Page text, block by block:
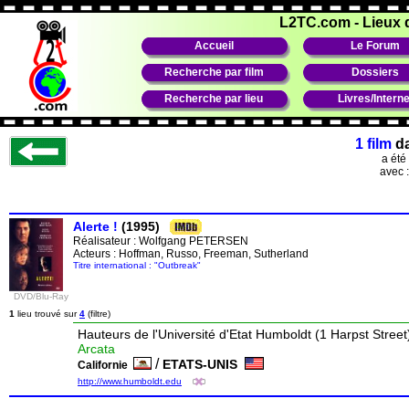
L2TC.com - Lieux
Accueil Le Forum
Recherche par film Dossiers
Recherche par lieu Livres/
1 film
a
avec
DVD/Blu-Ray
Alerte ! (1995)
Réalisateur : Wolfgang PETERSEN
Acteurs : Hoffman, Russo, Freeman, Sutherland
Titre international : "Outbreak"
1 lieu trouvé sur4 (filtre)
Hauteurs de l'Université d'Etat Humboldt (1 Harpst
Arcata
Californie / ETATS-UNIS
http://www.humboldt.edu